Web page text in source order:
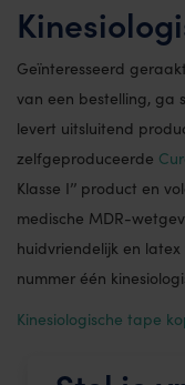
Geïnteresseerd
van een bestelling, ga
levert uitsluitend
zelfgeproduceerde
Klasse I’’ product en
medische MDR-
huidvriendelijk en
nummer één
Kinesiologische tape